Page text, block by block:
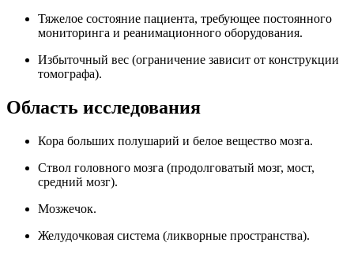
Тяжелое состояние пациента, требующее постоянного
мониторинга и реанимационного оборудования.
Избыточный вес (ограничение зависит от конструкции
томографа).
Область исследования
Кора больших полушарий и белое вещество мозга.
Ствол головного мозга (продолговатый мозг, мост,
средний мозг).
Мозжечок.
Желудочковая система (ликворные пространства).